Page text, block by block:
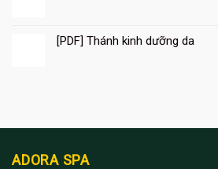
[PDF] Thánh kinh dưỡng da
ADORA SPA